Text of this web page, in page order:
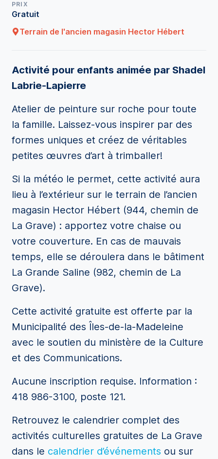
PRIX
Gratuit
Terrain de l'ancien magasin Hector Hébert
Activité pour enfants animée par Shadel
Labrie-Lapierre
Atelier de peinture sur roche pour toute
la famille. Laissez-vous inspirer par des
formes uniques et créez de véritables
petites œuvres d’art à trimballer!
Si la météo le permet, cette activité aura
lieu à l’extérieur sur le terrain de l’ancien
magasin Hector Hébert (944, chemin de
La Grave) : apportez votre chaise ou
votre couverture. En cas de mauvais
temps, elle se déroulera dans le bâtiment
La Grande Saline (982, chemin de La
Grave).
Cette activité gratuite est offerte par la
Municipalité des Îles-de-la-Madeleine
avec le soutien du ministère de la Culture
et des Communications.
Aucune inscription requise. Information :
418 986-3100, poste 121.
Retrouvez le calendrier complet des
activités culturelles gratuites de La Grave
dans le calendrier d’événements ou sur